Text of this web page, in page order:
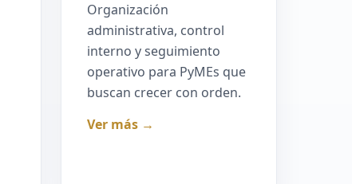
Organización
administrativa, control
interno y seguimiento
operativo para PyMEs que
buscan crecer con orden.
Ver más →